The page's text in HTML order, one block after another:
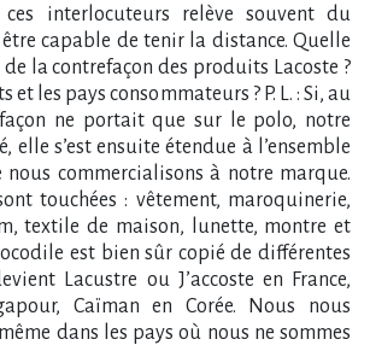
ces interlocuteurs relève souvent du
capable de tenir la distance. Quelle
la contrefaçon des produits Lacoste ?
et les pays consommateurs ? P. L. : Si, au
ne portait que sur le polo, notre
elle s’est ensuite étendue à l’ensemble
commercialisons à notre marque.
touchées : vêtement, maroquinerie,
textile de maison, lunette, montre et
est bien sûr copié de différentes
Lacustre ou J’accoste en France,
Caïman en Corée. Nous nous
dans les pays où nous ne sommes